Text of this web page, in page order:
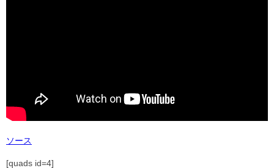
ソース
[quads id=4]